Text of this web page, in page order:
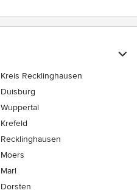
Kreis Recklinghausen
Duisburg
Wuppertal
Krefeld
Recklinghausen
Moers
Marl
Dorsten